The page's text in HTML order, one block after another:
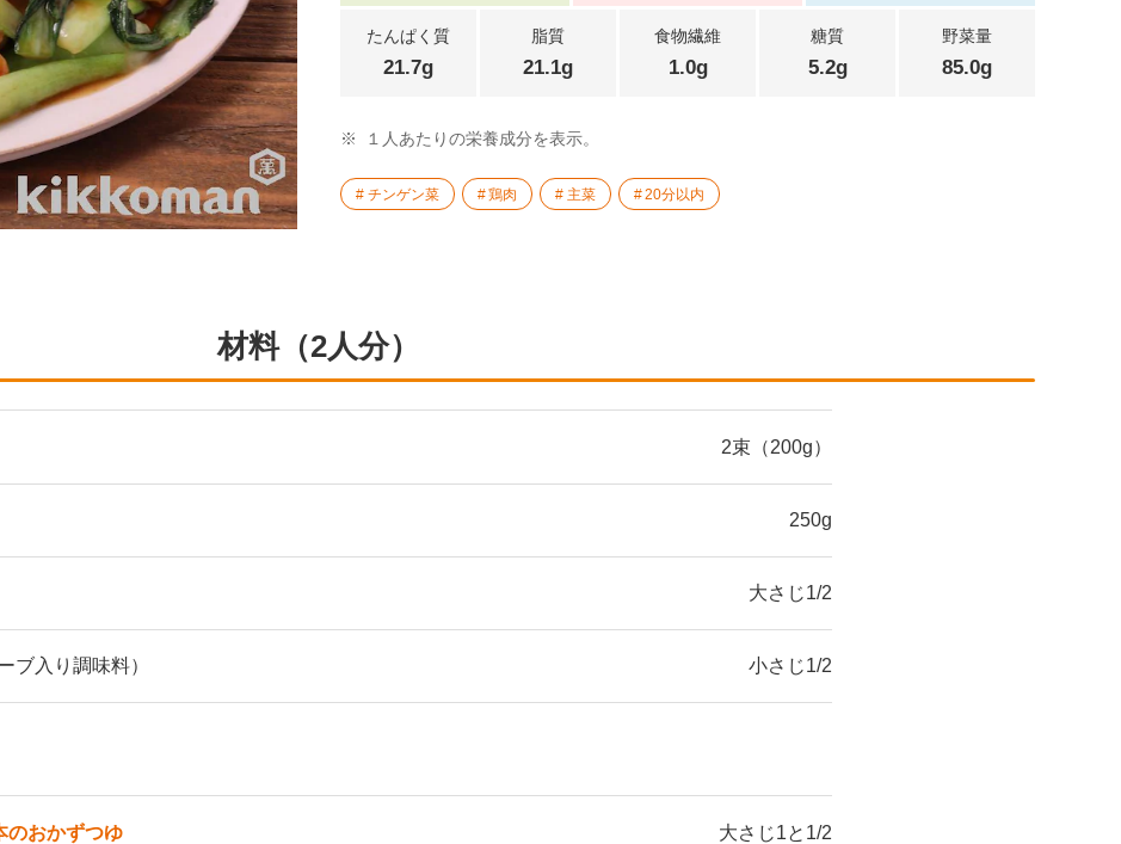
たんぱく質
21.7g
脂質
21.1g
食物繊維
1.0g
糖質
5.2g
野菜量
85.0g
※ １人あたりの栄養成分を表示。
チンゲン菜 鶏肉 主菜 20分以内
材料（2人分）
2束（200g）
250g
大さじ1/2
ブ入り調味料） 小さじ1/2
のおかずつゆ 大さじ1と1/2